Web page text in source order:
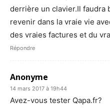
derrière un clavier.Il faudra
revenir dans la vraie vie
des vraies factures et du
Répondre
Anonyme
14 mars 2017 à 19h44
Avez-vous tester Qapa.fr?